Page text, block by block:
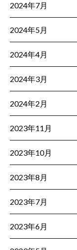
2024年7月
2024年5月
2024年4月
2024年3月
2024年2月
2023年11月
2023年10月
2023年8月
2023年7月
2023年6月